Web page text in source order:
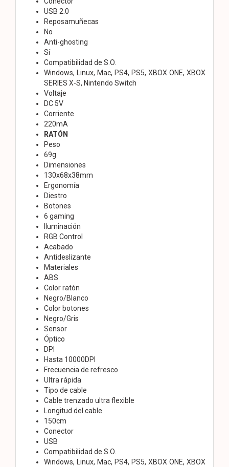
USB 2.0
Reposamuñecas
No
Anti-ghosting
Sí
Compatibilidad de S.O.
Windows, Linux, Mac, PS4, PS5, XBOX ONE, XBOX
SERIES X-S, Nintendo Switch
Voltaje
DC 5V
Corriente
220mA
RATÓN
Peso
69g
Dimensiones
130x68x38mm
Ergonomía
Diestro
Botones
6 gaming
Iluminación
RGB Control
Acabado
Antideslizante
Materiales
ABS
Color ratón
Negro/Blanco
Color botones
Negro/Gris
Sensor
Óptico
DPI
Hasta 10000DPI
Frecuencia de refresco
Ultra rápida
Tipo de cable
Cable trenzado ultra flexible
Longitud del cable
150cm
Conector
USB
Compatibilidad de S.O.
Windows, Linux, Mac, PS4, PS5, XBOX ONE, XBOX